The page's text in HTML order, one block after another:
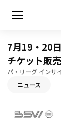
無料アカ
HOME
7月19・20
チケット販売
パ・リーグ インサ
ニュース